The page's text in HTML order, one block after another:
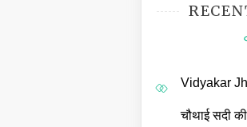
Vidyakar
चौथाई सदी